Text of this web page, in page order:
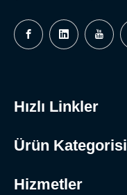
Hızlı Linkler
Ürün Kategorisi
Hizmetler